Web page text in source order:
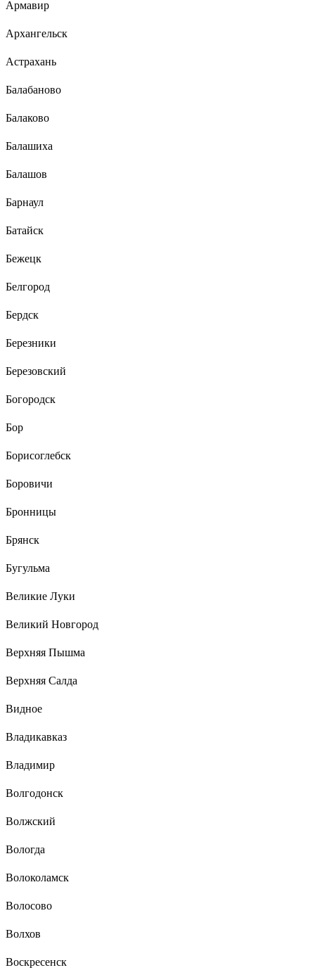
Армавир
Архангельск
Астрахань
Балабаново
Балаково
Балашиха
Балашов
Барнаул
Батайск
Бежецк
Белгород
Бердск
Березники
Березовский
Богородск
Бор
Борисоглебск
Боровичи
Бронницы
Брянск
Бугульма
Великие Луки
Великий Новгород
Верхняя Пышма
Верхняя Салда
Видное
Владикавказ
Владимир
Волгодонск
Волжский
Вологда
Волоколамск
Волосово
Волхов
Воскресенск